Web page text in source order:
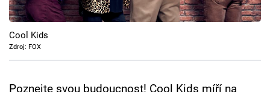
Cool Esport
Pořady
Cool Kids
Zdroj: FOX
Poznejte svou budoucnost! Cool Kids míří na